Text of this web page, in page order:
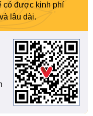
có được kinh phí
lâu dài.